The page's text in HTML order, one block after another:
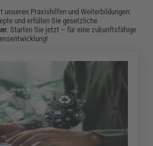
Praxishilfen und Weiterbildungen:
und erfüllen Sie gesetzliche
. Starten Sie jetzt – für eine zukunftsfähige